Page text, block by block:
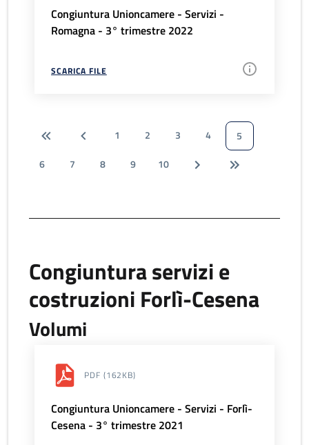
Congiuntura Unioncamere - Servizi -
Romagna - 3° trimestre 2022
SCARICA FILE
1 2 3 4
5
6
7 8 9 10
Congiuntura servizi e
costruzioni Forlì-Cesena
Volumi
PDF (162KB)
Congiuntura Unioncamere - Servizi - Forlì-
Cesena - 3° trimestre 2021